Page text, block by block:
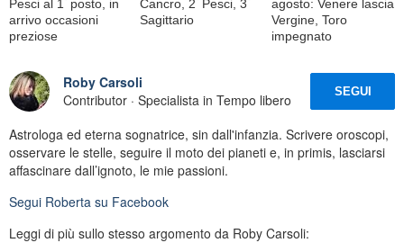
Pesci al 1ﾟposto, in
arrivo occasioni
preziose
Cancro, 2ﾟPesci, 3ﾟ
Sagittario
agosto: Venere lascia
Vergine, Toro
impegnato
Roby Carsoli
Contributor · Specialista in Tempo libero
SEGUI
Astrologa ed eterna sognatrice, sin dall'infanzia. Scrivere oroscopi,
osservare le stelle, seguire il moto dei pianeti e, in primis, lasciarsi
affascinare dall’ignoto, le mie passioni.
Segui Roberta su Facebook
Leggi di più sullo stesso argomento da Roby Carsoli: